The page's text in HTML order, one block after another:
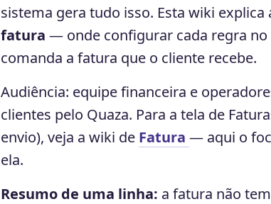
sistema gera tudo isso. Esta wiki explica
fatura — onde configurar cada regra
comanda a fatura que o cliente recebe.
Audiência: equipe financeira e
clientes pelo Quaza. Para a tela de
envio), veja a wiki de Fatura — aqui o
ela.
Resumo de uma linha: a fatura não